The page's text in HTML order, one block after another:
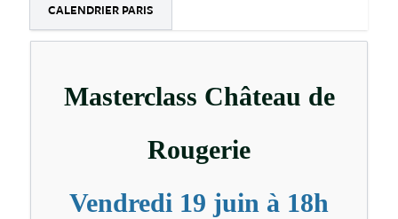
CALENDRIER PARIS
Masterclass Château de
Rougerie
Vendredi 19 juin à 18h